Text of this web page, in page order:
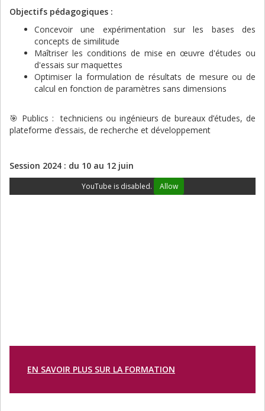
Objectifs pédagogiques :
Concevoir une expérimentation sur les bases des
concepts de similitude
Maîtriser les conditions de mise en œuvre d'études ou
d'essais sur maquettes
Optimiser la formulation de résultats de mesure ou de
calcul en fonction de paramètres sans dimensions
🎯 Publics : techniciens ou ingénieurs de bureaux d’études, de
plateforme d’essais, de recherche et développement
Session 2024 : du 10 au 12 juin
YouTube is disabled. Allow
EN SAVOIR PLUS SUR LA FORMATION